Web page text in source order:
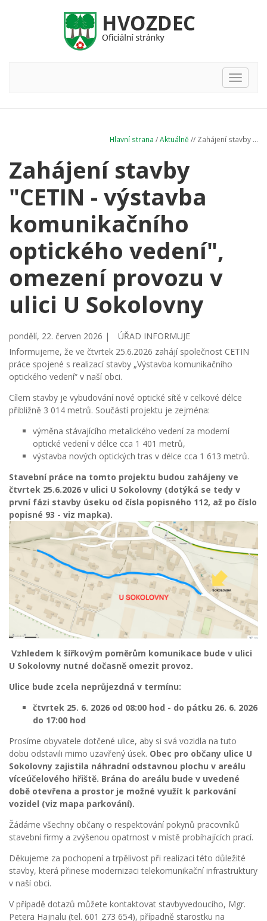
Hlavní
nabídka
Hlavní strana /Aktuálně // Zahájení stavby ...
Zahájení stavby
"CETIN - výstavba
komunikačního
optického vedení",
omezení provozu v
ulici U Sokolovny
pondělí, 22. červen 2026 |
ÚŘAD INFORMUJE
Informujeme, že ve čtvrtek 25.6.2026 zahájí společnost CETIN
práce spojené s realizací stavby „Výstavba komunikačního
optického vedení“ v naší obci.
Cílem stavby je vybudování nové optické sítě v celkové délce
přibližně 3 014 metrů. Součástí projektu je zejména:
výměna stávajícího metalického vedení za moderní
optické vedení v délce cca 1 401 metrů,
výstavba nových optických tras v délce cca 1 613 metrů.
Stavební práce na tomto projektu budou zahájeny ve
čtvrtek 25.6.2026 v ulici U Sokolovny (dotýká se tedy v
první fázi stavby úseku od čísla popisného 112, až po číslo
popisné 93 - viz mapka).
Vzhledem k šířkovým poměrům komunikace bude v ulici
U Sokolovny nutné dočasně omezit provoz.
Ulice bude zcela neprůjezdná v termínu:
čtvrtek 25. 6. 2026 od 08:00 hod - do pátku 26. 6. 2026
do 17:00 hod
Prosíme obyvatele dotčené ulice, aby si svá vozidla na tuto
dobu odstavili mimo uzavřený úsek. Obec pro občany ulice U
Sokolovny zajistila náhradní odstavnou plochu v areálu
víceúčelového hřiště. Brána do areálu bude v uvedené
době otevřena a prostor je možné využít k parkování
vozidel (viz mapa parkování).
Žádáme všechny občany o respektování pokynů pracovníků
stavební firmy a zvýšenou opatrnost v místě probíhajících prací.
Děkujeme za pochopení a trpělivost při realizaci této důležité
stavby, která přinese modernizaci telekomunikační infrastruktury
v naší obci.
V případě dotazů můžete kontaktovat stavbyvedoucího, Mgr.
Petera Hajnalu (tel. 601 273 654), případně starostku na